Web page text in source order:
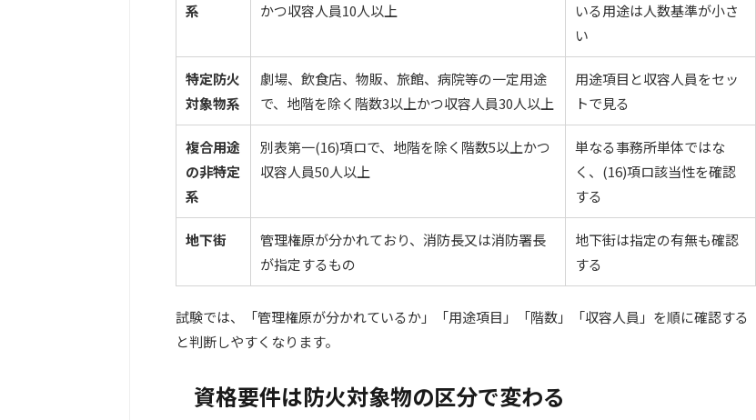
系
かつ収容人員10人以上
いる用途は人数基準が小さ
い
特定防火
対象物系
劇場、飲食店、物販、旅館、病院等の一定用途
で、地階を除く階数3以上かつ収容人員30人以上
用途項目と収容人員をセッ
トで見る
複合用途
の非特定
系
別表第一(16)項ロで、地階を除く階数5以上かつ
収容人員50人以上
単なる事務所単体ではな
く、(16)項ロ該当性を確認
する
地下街
管理権原が分かれており、消防長又は消防署長
が指定するもの
地下街は指定の有無も確認
する
試験では、「管理権原が分かれているか」「用途項目」「階数」「収容人員」を順に確認する
と判断しやすくなります。
資格要件は防火対象物の区分で変わる